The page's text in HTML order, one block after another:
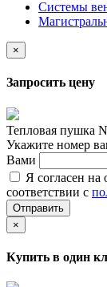
Системы
×
Запросить цену
Тепловая пушка
Укажите номер
Вами
Я согласен
соответствии с
Отправить
×
Купить в один